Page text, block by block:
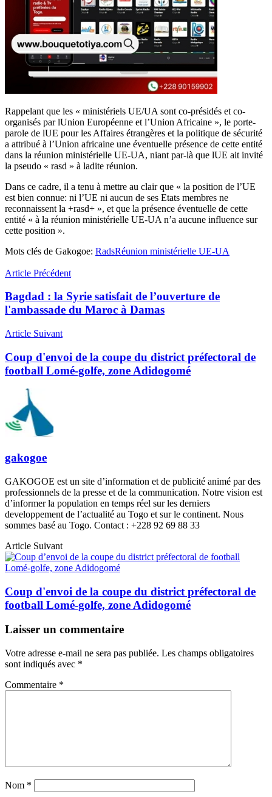
Rappelant que les « ministériels UE/UA sont co-présidés et co-
organisés par lUnion Européenne et l’Union Africaine », le porte-
parole de lUE pour les Affaires étrangères et la politique de sécurité
a attribué à l’Union africaine une éventuelle présence de cette entité
dans la réunion ministérielle UE-UA, niant par-là que lUE ait invité
la pseudo « rasd » à ladite réunion.
Dans ce cadre, il a tenu à mettre au clair que « la position de l’UE
est bien connue: ni l’UE ni aucun de ses Etats membres ne
reconnaissent la +rasd+ », et que la présence éventuelle de cette
entité « à la réunion ministérielle UE-UA n’a aucune influence sur
cette position ».
Mots clés de Gakogoe: RadsRéunion ministérielle UE-UA
Article Précédent
Bagdad : la Syrie satisfait de l’ouverture de
l'ambassade du Maroc à Damas
Article Suivant
Coup d'envoi de la coupe du district préfectoral de
football Lomé-golfe, zone Adidogomé
gakogoe
GAKOGOE est un site d’information et de publicité animé par des
professionnels de la presse et de la communication. Notre vision est
d’informer la population en temps réel sur les derniers
developpement de l’actualité au Togo et sur le continent. Nous
sommes basé au Togo. Contact : +228 92 69 88 33
Article Suivant
Coup d'envoi de la coupe du district préfectoral de
football Lomé-golfe, zone Adidogomé
Laisser un commentaire
Votre adresse e-mail ne sera pas publiée. Les champs obligatoires
sont indiqués avec *
Commentaire *
Nom *